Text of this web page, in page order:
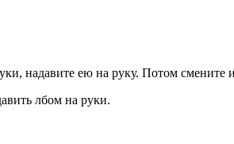
надавите ею на руку. Потом
лбом на руки.